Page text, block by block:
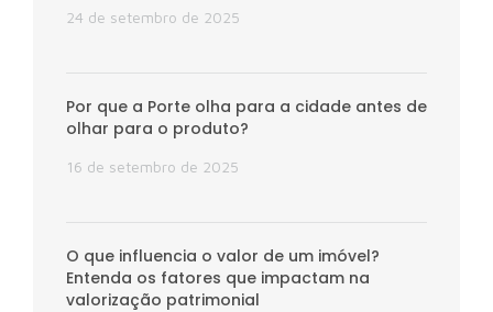
24 de setembro de 2025
Por que a Porte olha para a cidade antes de
olhar para o produto?
16 de setembro de 2025
O que influencia o valor de um imóvel?
Entenda os fatores que impactam na
valorização patrimonial